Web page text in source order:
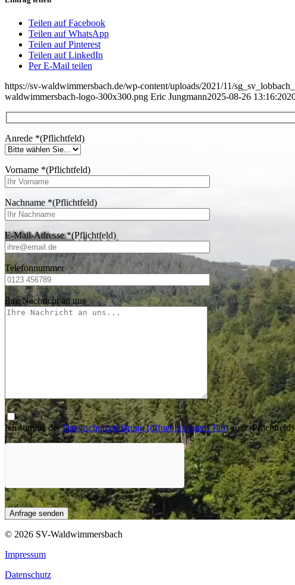
Teilen auf Facebook
Teilen auf WhatsApp
Teilen auf Pinterest
Teilen auf LinkedIn
Per E-Mail teilen
https://sv-waldwimmersbach.de/wp-content/uploads/2021/11/
waldwimmersbach-logo-300x300.png Eric Jungmann2025-08-26 13:16:20
Anrede *(Pflichtfeld)
Vorname *(Pflichtfeld)
Nachname *(Pflichtfeld)
E-Mail-Adresse*(Pflichtfeld)
Telefonnummer
Ihre Nachricht an uns
Ich stimme derDatenschutzerklärung(öffnet in neuem Tab)zu.*(Pflichtfeld)
© 2026 SV-Waldwimmersbach
Impressum
Datenschutz